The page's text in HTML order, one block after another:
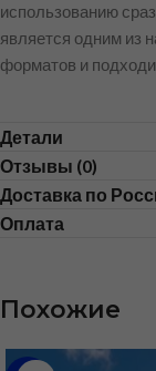
использованию
является одним из
форматов и
Детали
Отзывы (0)
Доставка по
Оплата
Похожие